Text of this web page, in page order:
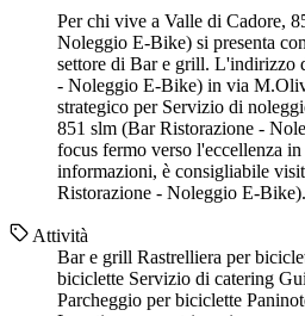
Per chi vive a Valle di Cadore,
Noleggio E-Bike) si presenta
settore di Bar e grill. L'indirizzo
- Noleggio E-Bike) in via
strategico per Servizio di
851 slm (Bar Ristorazione -
focus fermo verso l'eccellenza
informazioni, è consigliabile
Ristorazione - Noleggio E-Bike).
Attività
Bar e grill Rastrelliera per
biciclette Servizio di catering
Parcheggio per biciclette